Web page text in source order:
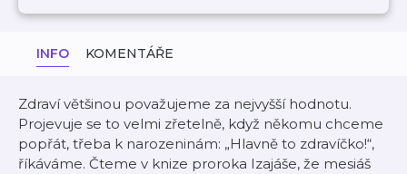
INFO KOMENTÁŘE
Zdraví většinou považujeme za nejvyšší hodnotu.
Projevuje se to velmi zřetelně, když někomu chceme
popřát, třeba k narozeninám: „Hlavně to zdravíčko!“,
říkáváme. Čteme v knize proroka Izajáše, že mesiáš